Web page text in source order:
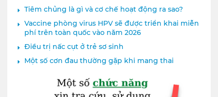
Tiêm chủng là gì và cơ chế hoạt động ra sao?
Vaccine phòng virus HPV sẽ được triển khai miễn
phí trên toàn quốc vào năm 2026
Điều trị nấc cụt ở trẻ sơ sinh
Một số cơn đau thường gặp khi mang thai